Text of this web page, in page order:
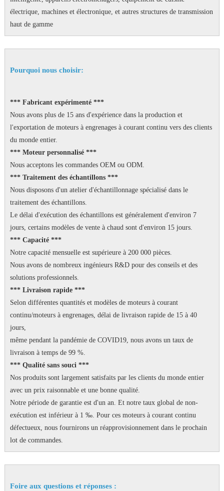
électrique, machines et électronique, et autres structures de transmission
haut de gamme
Pourquoi nous choisir:
*** Fabricant expérimenté ***
Nous avons plus de 15 ans d'expérience dans la production et
l'exportation de moteurs à engrenages à courant continu vers des clients
du monde entier.
*** Moteur personnalisé ***
Nous acceptons les commandes OEM ou ODM.
*** Traitement des échantillons ***
Nous disposons d'un atelier d'échantillonnage spécialisé dans le
traitement des échantillons.
Le délai d'exécution des échantillons est généralement d'environ 7
jours, certains modèles de vente à chaud sont d'environ 15 jours.
*** Capacité ***
Notre capacité mensuelle est supérieure à 200 000 pièces.
Nous avons de nombreux ingénieurs R&D pour des conseils et des
solutions professionnels.
*** Livraison rapide ***
Selon différentes quantités et modèles de moteurs à courant
continu/moteurs à engrenages, délai de livraison rapide de 15 à 40
jours,
même pendant la pandémie de COVID19, nous avons un taux de
livraison à temps de 99 %.
*** Qualité sans souci ***
Nos produits sont largement satisfaits par les clients du monde entier
avec un prix raisonnable et une bonne qualité.
Notre période de garantie est d'un an. Et notre taux global de non-
exécution est inférieur à 1 ‰. Pour ces moteurs à courant continu
défectueux, nous fournirons un réapprovisionnement dans le prochain
lot de commandes.
Foire aux questions et réponses :